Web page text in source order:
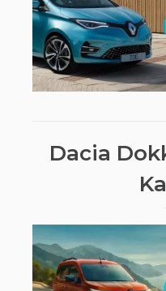
Dacia